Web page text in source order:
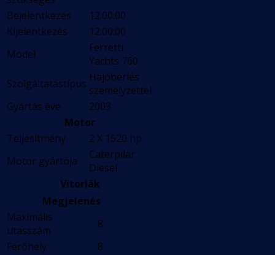
Bejelentkezés
12:00:00
Kijelentkezés
12:00:00
Model
Ferretti
Yachts 760
Szolgáltatástípus Hajóbérlés
személyzettel
Gyártás éve
2003
Motor
Teljesítmény
2 X 1520 hp
Motor gyártója
Caterpilar
Diesel
Vitorlák
Megjelenés
Maximális
utasszám
8
Férőhely
8